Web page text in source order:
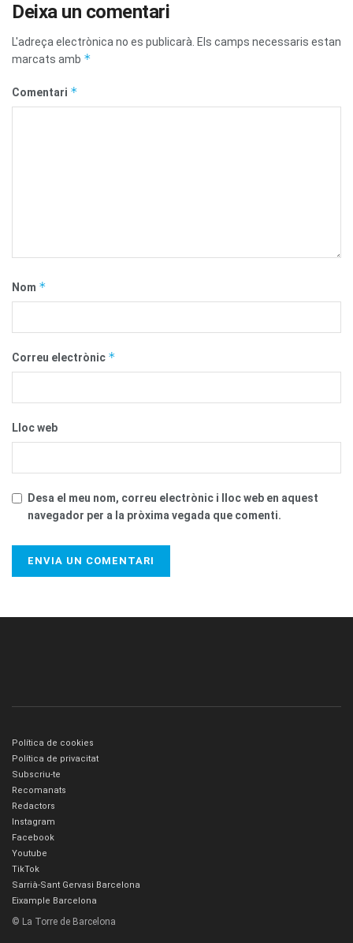
Deixa un comentari
L'adreça electrònica no es publicarà. Els camps necessaris estan
marcats amb *
Comentari *
Nom *
Correu electrònic *
Lloc web
Desa el meu nom, correu electrònic i lloc web en aquest
navegador per a la pròxima vegada que comenti.
Política de cookies
Política de privacitat
Subscriu-te
Recomanats
Redactors
Instagram
Facebook
Youtube
TikTok
Sarrià-Sant Gervasi Barcelona
Eixample Barcelona
© La Torre de Barcelona